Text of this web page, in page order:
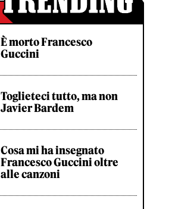
È morto Francesco
Guccini
Toglieteci tutto, ma non
Javier Bardem
Cosa mi ha insegnato
Francesco Guccini oltre
alle canzoni